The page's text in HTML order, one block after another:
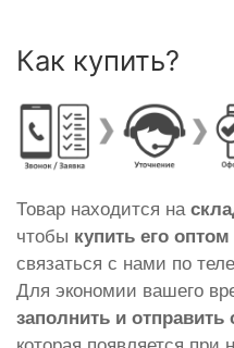
Как купить?
Товар находится на
чтобы купить его
связаться с нами по
Для экономии вашего
заполнить и